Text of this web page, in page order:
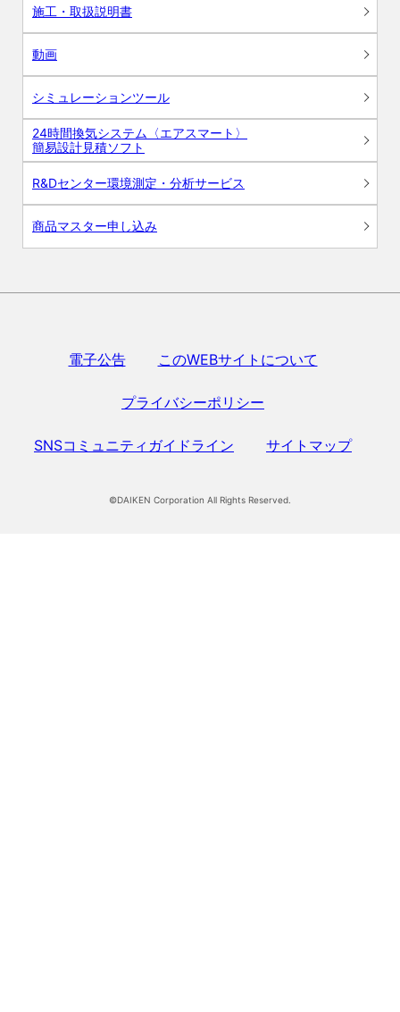
施工・取扱説明書
動画
シミュレーションツール
24時間換気システム〈エアスマート〉
簡易設計見積ソフト
R&Dセンター環境測定・分析サービス
商品マスター申し込み
電子公告 このWEBサイトについて
プライバシーポリシー
SNSコミュニティガイドライン サイトマップ
©DAIKEN Corporation All Rights Reserved.